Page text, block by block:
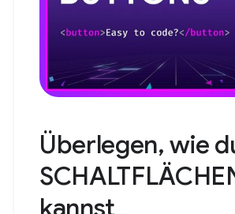
Überlegen, wie
kannst